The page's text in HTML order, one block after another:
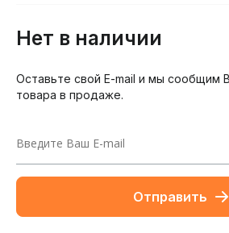
Нет в наличии
Оставьте свой E-mail и мы сообщим
товара в продаже.
Отправить